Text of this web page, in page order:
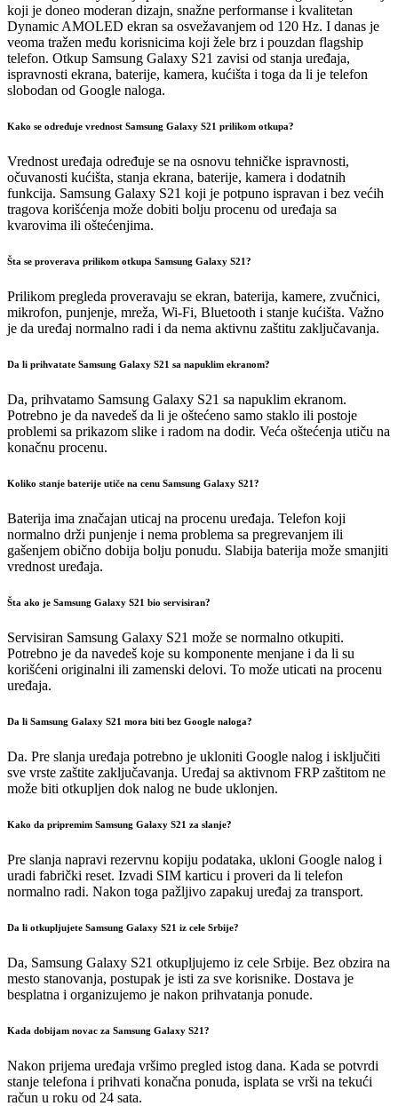
koji je doneo moderan dizajn, snažne performanse i kvalitetan
Dynamic AMOLED ekran sa osvežavanjem od 120 Hz. I danas je
veoma tražen među korisnicima koji žele brz i pouzdan flagship
telefon. Otkup Samsung Galaxy S21 zavisi od stanja uređaja,
ispravnosti ekrana, baterije, kamera, kućišta i toga da li je telefon
slobodan od Google naloga.
Kako se određuje vrednost Samsung Galaxy S21 prilikom otkupa?
Vrednost uređaja određuje se na osnovu tehničke ispravnosti,
očuvanosti kućišta, stanja ekrana, baterije, kamera i dodatnih
funkcija. Samsung Galaxy S21 koji je potpuno ispravan i bez većih
tragova korišćenja može dobiti bolju procenu od uređaja sa
kvarovima ili oštećenjima.
Šta se proverava prilikom otkupa Samsung Galaxy S21?
Prilikom pregleda proveravaju se ekran, baterija, kamere, zvučnici,
mikrofon, punjenje, mreža, Wi-Fi, Bluetooth i stanje kućišta. Važno
je da uređaj normalno radi i da nema aktivnu zaštitu zaključavanja.
Da li prihvatate Samsung Galaxy S21 sa napuklim ekranom?
Da, prihvatamo Samsung Galaxy S21 sa napuklim ekranom.
Potrebno je da navedeš da li je oštećeno samo staklo ili postoje
problemi sa prikazom slike i radom na dodir. Veća oštećenja utiču na
konačnu procenu.
Koliko stanje baterije utiče na cenu Samsung Galaxy S21?
Baterija ima značajan uticaj na procenu uređaja. Telefon koji
normalno drži punjenje i nema problema sa pregrevanjem ili
gašenjem obično dobija bolju ponudu. Slabija baterija može smanjiti
vrednost uređaja.
Šta ako je Samsung Galaxy S21 bio servisiran?
Servisiran Samsung Galaxy S21 može se normalno otkupiti.
Potrebno je da navedeš koje su komponente menjane i da li su
korišćeni originalni ili zamenski delovi. To može uticati na procenu
uređaja.
Da li Samsung Galaxy S21 mora biti bez Google naloga?
Da. Pre slanja uređaja potrebno je ukloniti Google nalog i isključiti
sve vrste zaštite zaključavanja. Uređaj sa aktivnom FRP zaštitom ne
može biti otkupljen dok nalog ne bude uklonjen.
Kako da pripremim Samsung Galaxy S21 za slanje?
Pre slanja napravi rezervnu kopiju podataka, ukloni Google nalog i
uradi fabrički reset. Izvadi SIM karticu i proveri da li telefon
normalno radi. Nakon toga pažljivo zapakuj uređaj za transport.
Da li otkupljujete Samsung Galaxy S21 iz cele Srbije?
Da, Samsung Galaxy S21 otkupljujemo iz cele Srbije. Bez obzira na
mesto stanovanja, postupak je isti za sve korisnike. Dostava je
besplatna i organizujemo je nakon prihvatanja ponude.
Kada dobijam novac za Samsung Galaxy S21?
Nakon prijema uređaja vršimo pregled istog dana. Kada se potvrdi
stanje telefona i prihvati konačna ponuda, isplata se vrši na tekući
račun u roku od 24 sata.